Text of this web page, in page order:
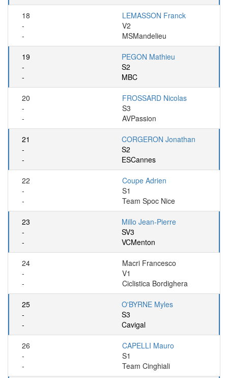
18
-
-
LEMASSON Franck
V2
MSMandelieu
19
-
-
PEGON Mathieu
S2
MBC
20
-
-
FROSSARD Nicolas
S3
AVPassion
21
-
-
CORGERON Jonathan
S2
ESCannes
22
-
-
Coupe Adrien
S1
Team Spoc Nice
23
-
-
Millo Jean-Pierre
SV3
VCMenton
24
-
-
Macri Francesco
V1
Ciclistica Bordighera
25
-
-
O'BYRNE Myles
S3
Cavigal
26
-
-
CAPELLI Mauro
S1
Team Cinghiali